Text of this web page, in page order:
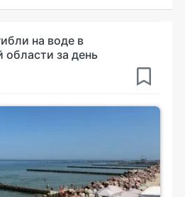
на воде в
области за день